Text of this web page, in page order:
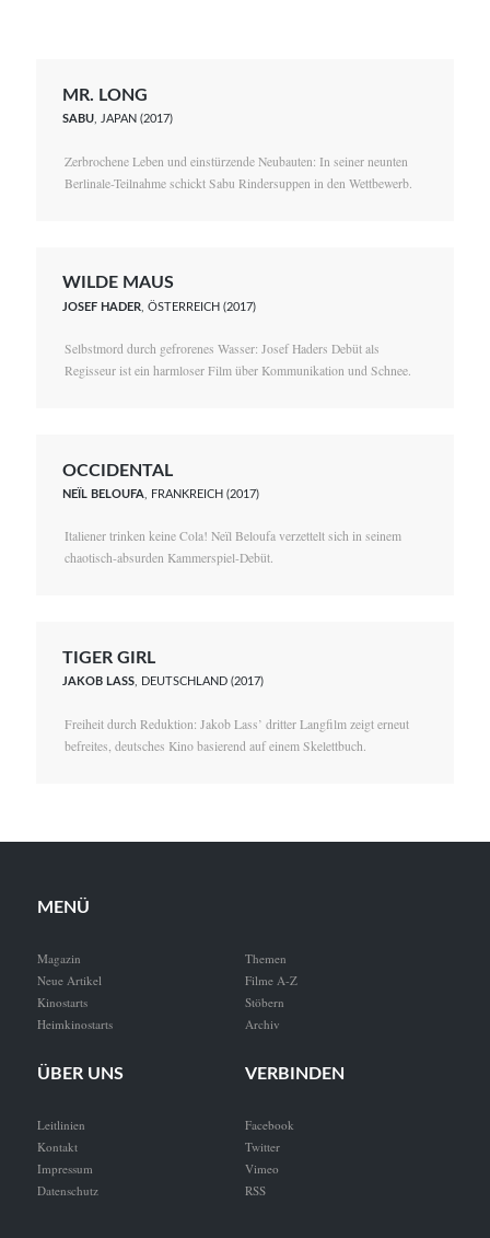
MR. LONG
SABU, JAPAN (2017)
Zerbrochene Leben und einstürzende Neubauten: In seiner neunten
Berlinale-Teilnahme schickt Sabu Rindersuppen in den Wettbewerb.
WILDE MAUS
JOSEF HADER , ÖSTERREICH (2017)
Selbstmord durch gefrorenes Wasser: Josef Haders Debüt als
Regisseur ist ein harmloser Film über Kommunikation und Schnee.
OCCIDENTAL
NEÏL BELOUFA , FRANKREICH (2017)
Italiener trinken keine Cola! Neïl Beloufa verzettelt sich in seinem
chaotisch-absurden Kammerspiel-Debüt.
TIGER GIRL
JAKOB LASS, DEUTSCHLAND (2017)
Freiheit durch Reduktion: Jakob Lass’ dritter Langfilm zeigt erneut
befreites, deutsches Kino basierend auf einem Skelettbuch.
MENÜ
Magazin
Neue Artikel
Kinostarts
Heimkinostarts
Themen
Filme A-Z
Stöbern
Archiv
ÜBER UNS
Leitlinien
Kontakt
Impressum
Datenschutz
VERBINDEN
Facebook
Twitter
Vimeo
RSS